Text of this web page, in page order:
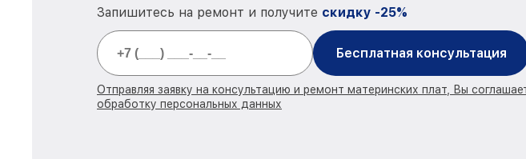
Запишитесь на ремонт и получите скидку -25%
Бесплатная консультация
Отправляя заявку на консультацию и ремонт материнских плат, Вы
обработку персональных данных